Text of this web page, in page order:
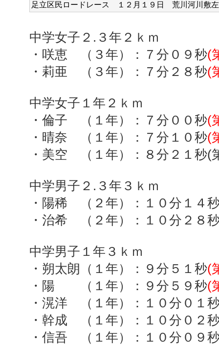
足立区民ロードレース １２ 月１９日 荒川河川敷
中学女子２ . ３年２ｋｍ
・咲恵 （３年）：７分０９秒(
・莉亜 （３年）：７分２８秒(
中学女子１年２ｋｍ
・倫子 （１年）：７分００秒(
・晴奈 （１年）：７分１０秒(
・美空 （１年）：８分２１秒(
中学男子２ . ３年３ｋｍ
・陽稀 （２年）：１０分１４
・治希 （２年）：１０分２８
中学男子１年３ｋｍ
・朔太朗（１年）：９分５１秒(
・陽 （１年）：９分５９秒(
・滉洋 （１年）：１０分０１
・幹成 （１年）：１０分０２
・信吾 （１年）：１０分０９